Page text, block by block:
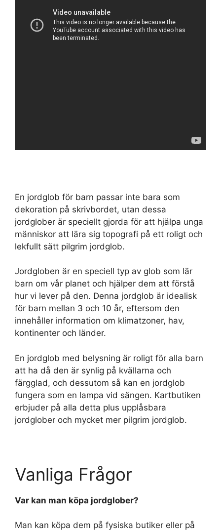
En jordglob för barn passar inte bara som
dekoration på skrivbordet, utan dessa
jordglober är speciellt gjorda för att hjälpa unga
människor att lära sig topografi på ett roligt och
lekfullt sätt pilgrim jordglob.
Jordgloben är en speciell typ av glob som lär
barn om vår planet och hjälper dem att förstå
hur vi lever på den. Denna jordglob är idealisk
för barn mellan 3 och 10 år, eftersom den
innehåller information om klimatzoner, hav,
kontinenter och länder.
En jordglob med belysning är roligt för alla barn
att ha då den är synlig på kvällarna och
färgglad, och dessutom så kan en jordglob
fungera som en lampa vid sängen. Kartbutiken
erbjuder på alla detta plus upplåsbara
jordglober och mycket mer pilgrim jordglob.
Vanliga Frågor
Var kan man köpa jordglober?
Man kan köpa dem på fysiska butiker eller på